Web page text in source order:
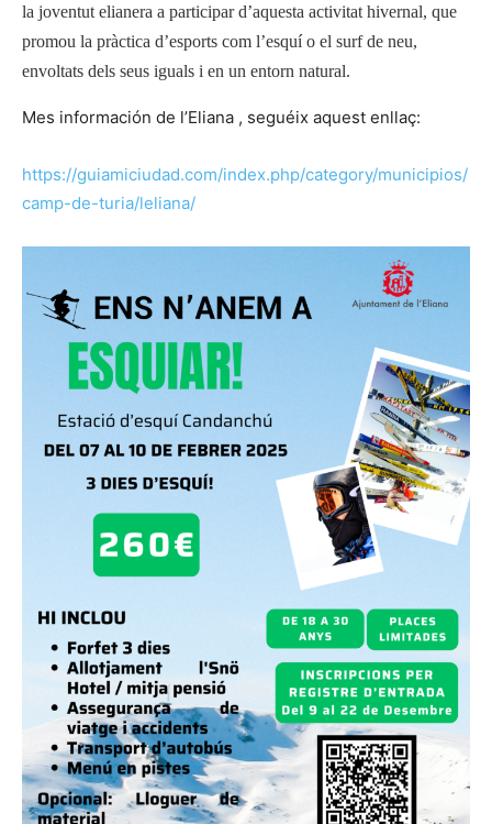
la joventut elianera a participar d’aquesta activitat hivernal, que
promou la pràctica d’esports com l’esquí o el surf de neu,
envoltats dels seus iguals i en un entorn natural.
Mes información de l’Eliana , seguéix aquest enllaç:
https://guiamiciudad.com/index.php/category/municipios/
camp-de-turia/leliana/